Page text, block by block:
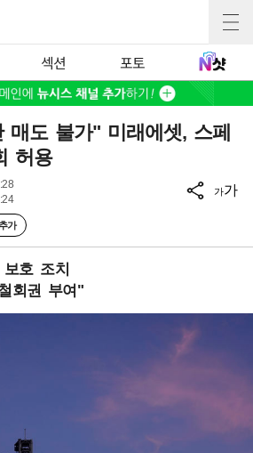
섹션 포토
매도 불가" 미래에셋, 스페
허용
가
가가
호 조치
회권 부여"